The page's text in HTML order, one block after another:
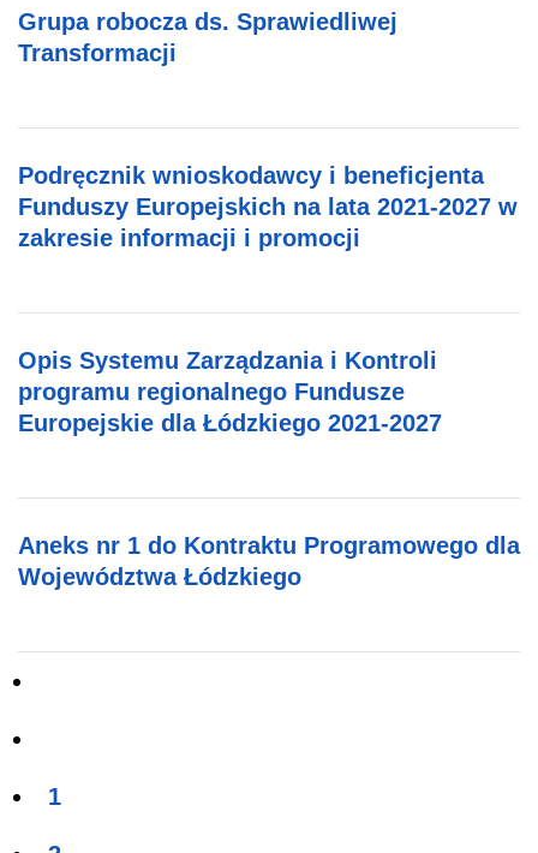
Grupa robocza ds. Sprawiedliwej
Transformacji
Podręcznik wnioskodawcy i beneficjenta
Funduszy Europejskich na lata 2021-2027 w
zakresie informacji i promocji
Opis Systemu Zarządzania i Kontroli
programu regionalnego Fundusze
Europejskie dla Łódzkiego 2021-2027
Aneks nr 1 do Kontraktu Programowego dla
Województwa Łódzkiego
1